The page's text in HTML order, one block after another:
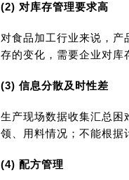
(2) 对库存管理要求高
对食品加工行业来说，产
存的变化，需要企业对库
(3) 信息分散及时性差
生产现场数据收集汇总困
领、用料情况；不能根据
(4) 配方管理